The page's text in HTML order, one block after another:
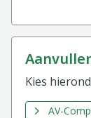
Kies
AV-